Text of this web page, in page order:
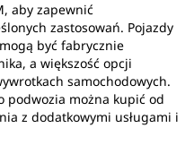
aby zapewnić
zastosowań. Pojazdy
być fabrycznie
a większość opcji
samochodowych.
podwozia można kupić od
z dodatkowymi usługami i